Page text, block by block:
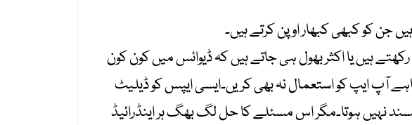
جن کو کبھی کبھار اوپن کرتے ہیں۔
ہیں یا اکثر بھول ہی جاتے ہیں کہ ڈیوائس میں کون کون
آپ ایپ کو استعمال نہ بھی کریں۔ایسی ایپس کو ڈیلیٹ
نہیں ہوتا۔مگر اس مسئلے کا حل لگ بھگ ہر اینڈرائیڈ